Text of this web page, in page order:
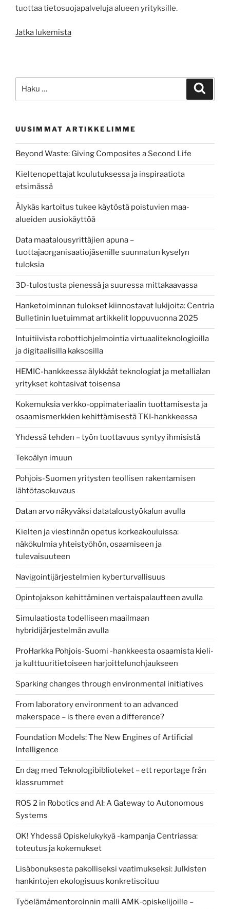
tuottaa tietosuojapalveluja alueen yrityksille.
Jatka lukemista”Centria
UUSIMMAT ARTIKKELIMME
Beyond Waste: Giving Composites a Second Life
Kieltenopettajat koulutuksessa ja inspiraatiota
etsimässä
Älykäs kartoitus tukee käytöstä poistuvien maa-
alueiden uusiokäyttöä
Data maatalousyrittäjien apuna –
tuottajaorganisaatiojäsenille suunnatun kyselyn
tuloksia
3D-tulostusta pienessä ja suuressa mittakaavassa
Hanketoiminnan tulokset kiinnostavat lukijoita: Centria
Bulletinin luetuimmat artikkelit loppuvuonna 2025
Intuitiivista robottiohjelmointia virtuaaliteknologioilla
ja digitaalisilla kaksosilla
HEMIC-hankkeessa älykkäät teknologiat ja metallialan
yritykset kohtasivat toisensa
Kokemuksia verkko-oppimateriaalin tuottamisesta ja
osaamismerkkien kehittämisestä TKI-hankkeessa
Yhdessä tehden – työn tuottavuus syntyy ihmisistä
Tekoälyn imuun
Pohjois-Suomen yritysten teollisen rakentamisen
lähtötasokuvaus
Datan arvo näkyväksi datataloustyökalun avulla
Kielten ja viestinnän opetus korkeakouluissa:
näkökulmia yhteistyöhön, osaamiseen ja
tulevaisuuteen
Navigointijärjestelmien kyberturvallisuus
Opintojakson kehittäminen vertaispalautteen avulla
Simulaatiosta todelliseen maailmaan
hybridijärjestelmän avulla
ProHarkka Pohjois-Suomi -hankkeesta osaamista kieli-
ja kulttuuritietoiseen harjoittelunohjaukseen
Sparking changes through environmental initiatives
From laboratory environment to an advanced
makerspace – is there even a difference?
Foundation Models: The New Engines of Artificial
Intelligence
En dag med Teknologibiblioteket – ett reportage från
klassrummet
ROS 2 in Robotics and AI: A Gateway to Autonomous
Systems
OK! Yhdessä Opiskelukykyä -kampanja Centriassa:
toteutus ja kokemukset
Lisäbonuksesta pakolliseksi vaatimukseksi: Julkisten
hankintojen ekologisuus konkretisoituu
Työelämämentoroinnin malli AMK‑opiskelijoille –